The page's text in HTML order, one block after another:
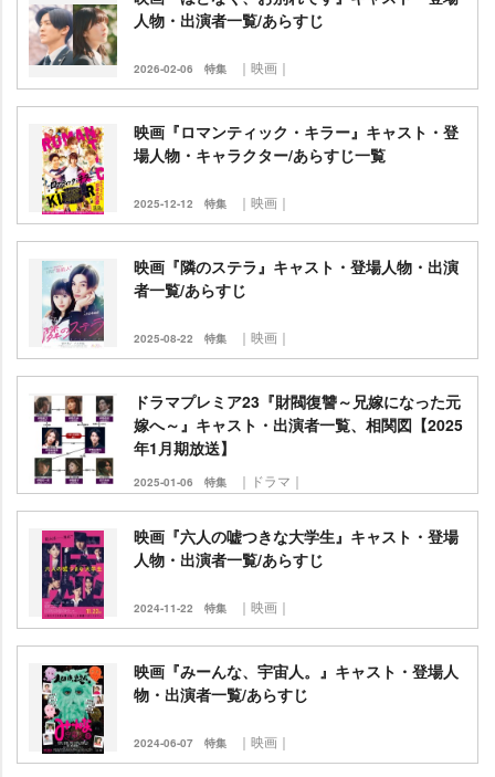
人物・出演者一覧/あらすじ
2026-02-06 特集 ｜映画｜
映画『ロマンティック・キラー』キャスト・登
場人物・キャラクター/あらすじ一覧
2025-12-12 特集 ｜映画｜
映画『隣のステラ』キャスト・登場人物・出演
者一覧/あらすじ
2025-08-22 特集 ｜映画｜
ドラマプレミア23『財閥復讐～兄嫁になった元
嫁へ～』キャスト・出演者一覧、相関図【2025
年1月期放送】
2025-01-06 特集 ｜ドラマ｜
映画『六人の嘘つきな大学生』キャスト・登場
人物・出演者一覧/あらすじ
2024-11-22 特集 ｜映画｜
映画『みーんな、宇宙人。』キャスト・登場人
物・出演者一覧/あらすじ
2024-06-07 特集 ｜映画｜